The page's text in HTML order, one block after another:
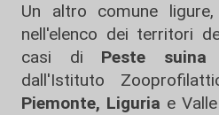
Un altro comune ligure,
nell'elenco dei territori
casi di Peste suina
dall'Istituto
Piemonte, Liguria e